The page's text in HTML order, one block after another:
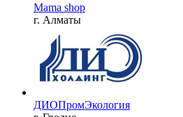
Mama shop
г. Алматы
ДИОПромЭкология